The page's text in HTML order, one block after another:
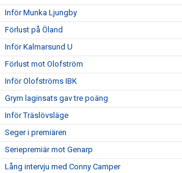
Inför Munka Ljungby
Förlust på Öland
Inför Kalmarsund U
Förlust mot Olofström
Inför Olofströms IBK
Grym laginsats gav tre poäng
Inför Träslövsläge
Seger i premiären
Seriepremiär mot Genarp
Lång intervju med Conny Camper